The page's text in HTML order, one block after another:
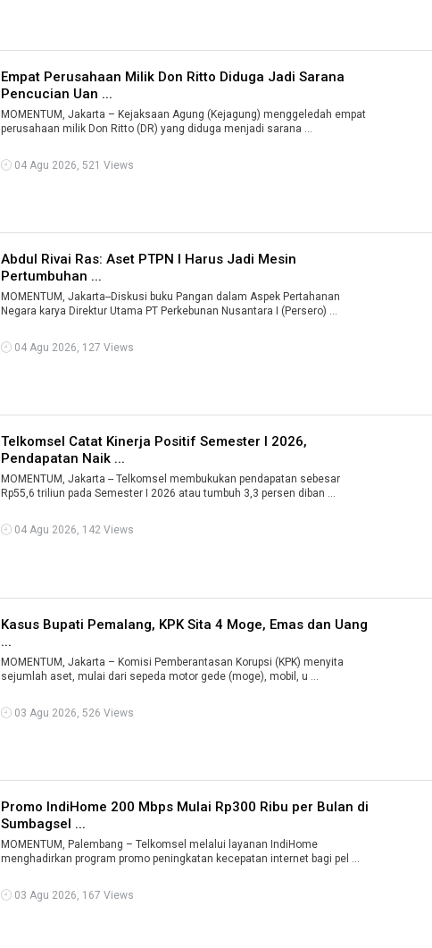
Empat Perusahaan Milik Don Ritto Diduga Jadi Sarana
Pencucian Uan ...
MOMENTUM, Jakarta – Kejaksaan Agung (Kejagung) menggeledah empat
perusahaan milik Don Ritto (DR) yang diduga menjadi sarana ...
04 Agu 2026, 521 Views
Abdul Rivai Ras: Aset PTPN I Harus Jadi Mesin
Pertumbuhan ...
MOMENTUM, Jakarta--Diskusi buku Pangan dalam Aspek Pertahanan
Negara karya Direktur Utama PT Perkebunan Nusantara I (Persero) ...
04 Agu 2026, 127 Views
Telkomsel Catat Kinerja Positif Semester I 2026,
Pendapatan Naik ...
MOMENTUM, Jakarta -- Telkomsel membukukan pendapatan sebesar
Rp55,6 triliun pada Semester I 2026 atau tumbuh 3,3 persen diban ...
04 Agu 2026, 142 Views
Kasus Bupati Pemalang, KPK Sita 4 Moge, Emas dan Uang
...
MOMENTUM, Jakarta – Komisi Pemberantasan Korupsi (KPK) menyita
sejumlah aset, mulai dari sepeda motor gede (moge), mobil, u ...
03 Agu 2026, 526 Views
Promo IndiHome 200 Mbps Mulai Rp300 Ribu per Bulan di
Sumbagsel ...
MOMENTUM, Palembang – Telkomsel melalui layanan IndiHome
menghadirkan program promo peningkatan kecepatan internet bagi pel ...
03 Agu 2026, 167 Views